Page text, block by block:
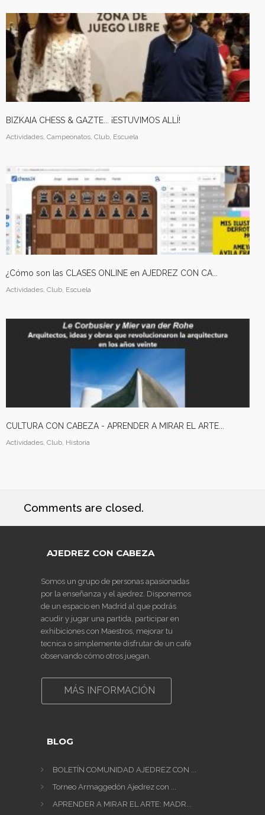
BIZKAIA CHESS & GAZTE... ¡ESTUVIMOS ALLÍ!
Actividades, Campeonatos, Club, Escuela
¿Cómo son las CLASES ONLINE en AJEDREZ CON CA...
Actividades, Club, Escuela
CULTURA CON CABEZA - APRENDER A MIRAR EL ARTE...
Actividades, Club, Historia
Comments are closed.
AJEDREZ CON CABEZA
Somos un grupo de personas apasionadas
por la enseñanza y el ajedrez. Disponemos
de un espacio en Madrid al que podrás
acudir y jugar una partida, participar en
exhibiciones con Maestros, mejorar tu
tecnica o simplemente disfrutar de un café
observando cómo otros juegan.
MÁS INFORMACIÓN
BLOG
BOLETÍN COMUNIDAD AJEDREZ CON ...
Torneo Armaggedón Ajedrez con ...
APRENDER A MIRAR EL ARTE: MADR...